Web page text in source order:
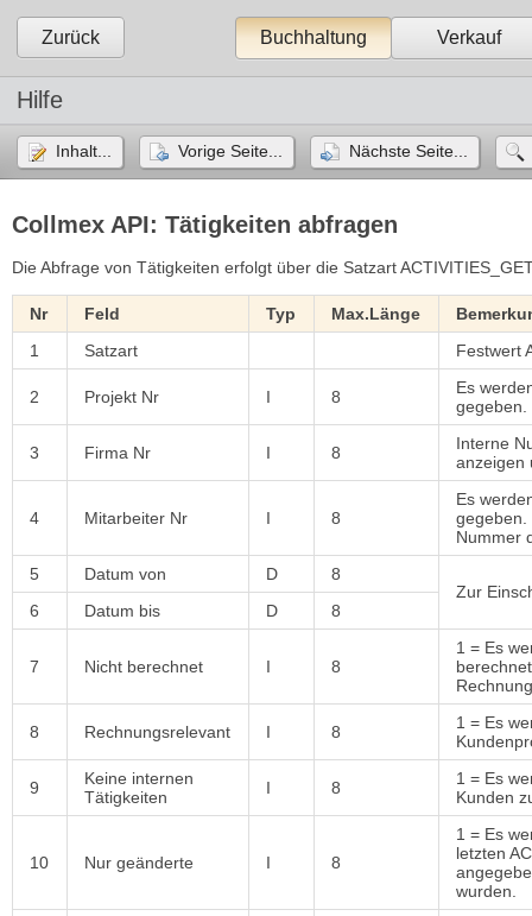
Zurück Buchhaltung Verkauf
Hilfe
Inhalt... Vorige Seite... Nächste Seite...
Collmex API: Tätigkeiten abfragen
Die Abfrage von Tätigkeiten erfolgt über die Satzart
Nr Feld Typ Max.Länge
1
Satzart Festwert
2 Projekt Nr I 8
Es
gegeben.
3 Firma Nr I 8
Interne
anzeigen
4 Mitarbeiter Nr I 8
Es
gegeben.
Nummer
5
Datum von D
8
Zur
6
Datum bis D 8
7 Nicht berechnet I 8
1 = Es
8 Rechnungsrelevant I 8
1 = Es
9
Keine internen
Tätigkeiten
I 8
1 = Es
Kunden
10 Nur geänderte I 8
1 = Es
letzten
wurden.